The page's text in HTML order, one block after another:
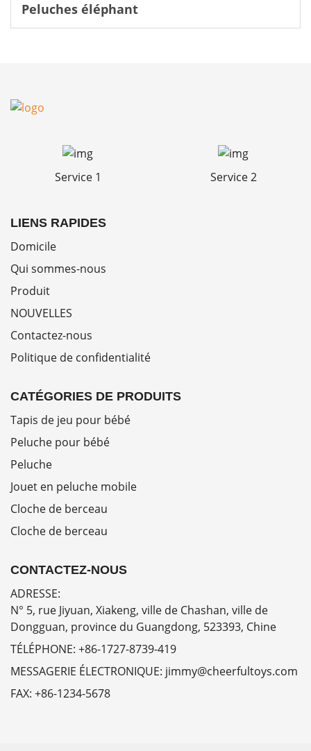
Peluches éléphant
Service 1 Service 2
LIENS RAPIDES
Domicile
Qui sommes-nous
Produit
NOUVELLES
Contactez-nous
Politique de confidentialité
CATÉGORIES DE PRODUITS
Tapis de jeu pour bébé
Peluche pour bébé
Peluche
Jouet en peluche mobile
Cloche de berceau
Cloche de berceau
CONTACTEZ-NOUS
ADRESSE:
N° 5, rue Jiyuan, Xiakeng, ville de Chashan, ville de
Dongguan, province du Guangdong, 523393, Chine
TÉLÉPHONE: +86-1727-8739-419
MESSAGERIE ÉLECTRONIQUE: jimmy@cheerfultoys.com
FAX: +86-1234-5678